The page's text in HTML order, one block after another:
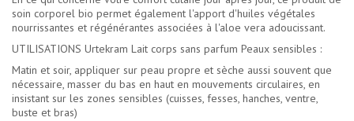
soin corporel bio permet également l'apport d'huiles végétales
nourrissantes et régénérantes associées à l'aloe vera adoucissant.
UTILISATIONS Urtekram Lait corps sans parfum Peaux sensibles :
Matin et soir, appliquer sur peau propre et sèche aussi souvent que
nécessaire, masser du bas en haut en mouvements circulaires, en
insistant sur les zones sensibles (cuisses, fesses, hanches, ventre,
buste et bras)